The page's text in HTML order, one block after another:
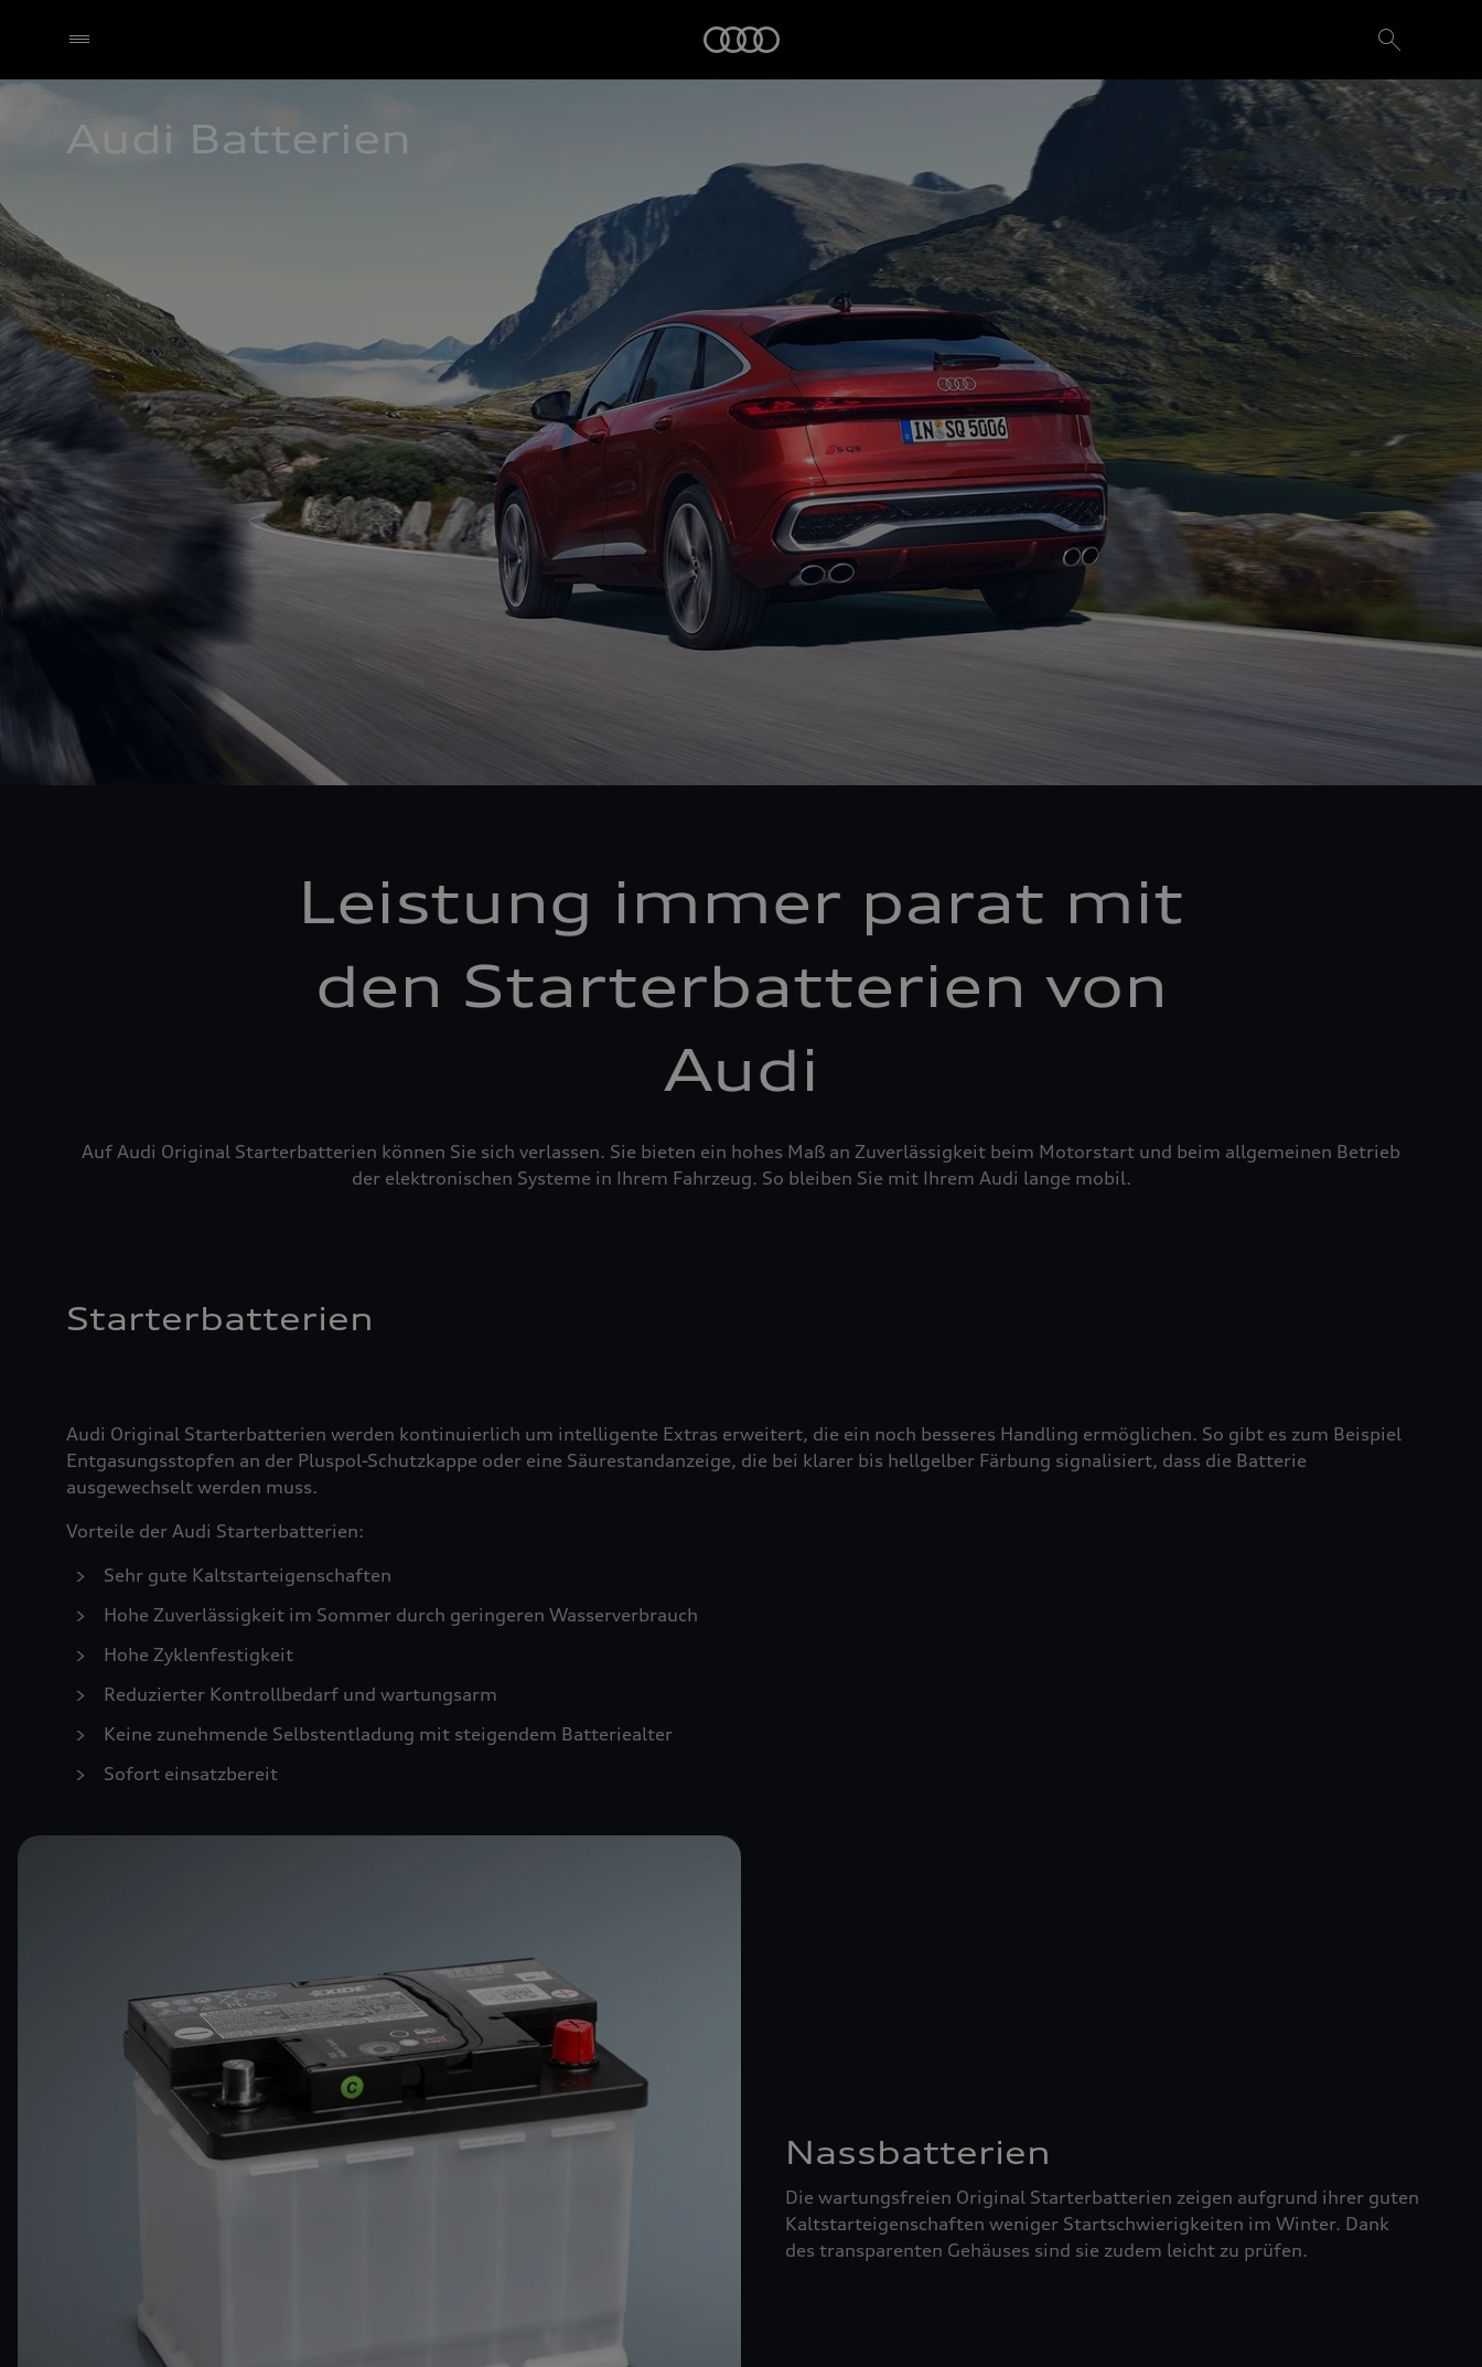
Audi Batterien
Leistung immer parat mit
den Starterbatterien von
Audi
Auf Audi Original Starterbatterien können Sie sich verlassen. Sie bieten ein hohes Maß an Zuverlässigkeit beim Motorstart und beim allgemeinen Betrieb
der elektronischen Systeme in Ihrem Fahrzeug. So bleiben Sie mit Ihrem Audi lange mobil.
Starterbatterien
Audi Original Starterbatterien werden kontinuierlich um intelligente Extras erweitert, die ein noch besseres Handling ermöglichen. So gibt es zum Beispiel
Entgasungsstopfen an der Pluspol-Schutzkappe oder eine Säurestandanzeige, die bei klarer bis hellgelber Färbung signalisiert, dass die Batterie
ausgewechselt werden muss.
Vorteile der Audi Starterbatterien:
Sehr gute Kaltstarteigenschaften
Hohe Zuverlässigkeit im Sommer durch geringeren Wasserverbrauch
Hohe Zyklenfestigkeit
Reduzierter Kontrollbedarf und wartungsarm
Keine zunehmende Selbstentladung mit steigendem Batteriealter
Sofort einsatzbereit
Nassbatterien
Die wartungsfreien Original Starterbatterien zeigen aufgrund ihrer guten
Kaltstarteigenschaften weniger Startschwierigkeiten im Winter. Dank
des transparenten Gehäuses sind sie zudem leicht zu prüfen.